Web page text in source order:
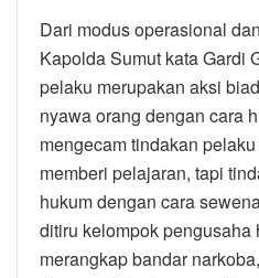
Dari modus operasional
Kapolda Sumut kata Gardi
pelaku merupakan aksi
nyawa orang dengan cara
mengecam tindakan
memberi pelajaran, tapi
hukum dengan cara
ditiru kelompok pengusaha
merangkap bandar